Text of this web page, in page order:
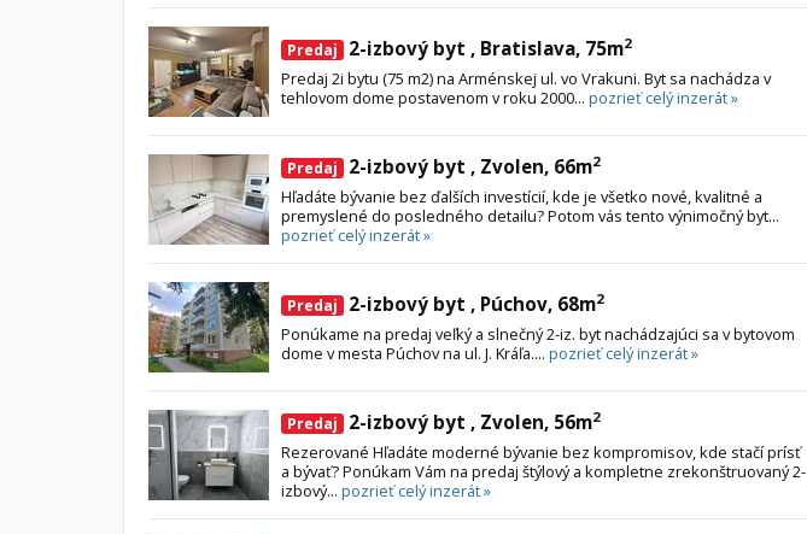
Predaj 2-izbový byt , Bratislava, 75m2
Predaj 2i bytu (75 m2) na Arménskej ul. vo Vrakuni. Byt sa nachádza v
tehlovom dome postavenom v roku 2000... pozrieť celý inzerát »
Predaj 2-izbový byt , Zvolen, 66m2
Hľadáte bývanie bez ďalších investícií, kde je všetko nové, kvalitné a
premyslené do posledného detailu? Potom vás tento výnimočný byt...
pozrieť celý inzerát »
Predaj 2-izbový byt , Púchov, 68m2
Ponúkame na predaj veľký a slnečný 2-iz. byt nachádzajúci sa v bytovom
dome v mesta Púchov na ul. J. Kráľa.... pozrieť celý inzerát »
Predaj 2-izbový byt , Zvolen, 56m2
Rezerované Hľadáte moderné bývanie bez kompromisov, kde stačí prísť
a bývať? Ponúkam Vám na predaj štýlový a kompletne zrekonštruovaný 2-
izbový... pozrieť celý inzerát »